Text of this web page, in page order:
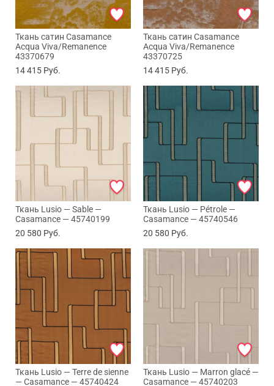
Ткань сатин Casamance
Acqua Viva/Remanence
43370679
14 415 Руб.
Ткань сатин Casamance
Acqua Viva/Remanence
43370725
14 415 Руб.
Ткань Lusio — Sable —
Casamance — 45740199
20 580 Руб.
Ткань Lusio — Pétrole —
Casamance — 45740546
20 580 Руб.
Ткань Lusio — Terre de sienne
— Casamance — 45740424
Ткань Lusio — Marron glacé —
Casamance — 45740203